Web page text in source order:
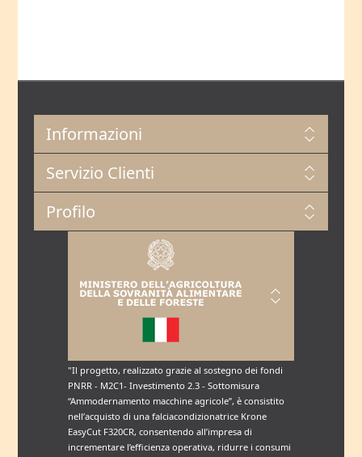
Informazioni
Servizio Clienti
Profilo
"Il progetto, realizzato grazie al sostegno dei fondi
PNRR - M2C1- Investimento 2.3 - Sottomisura
“Ammodernamento macchine agricole”, è consistito
nell’acquisto di una falciacondizionatrice Krone
EasyCut F320CR, consentendo all’impresa di
incrementare l’efficienza operativa, ridurre i consumi